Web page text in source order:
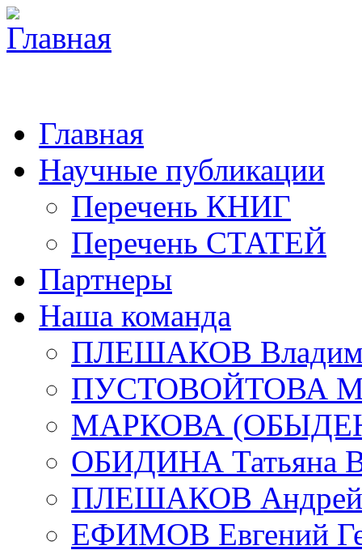
Главная
Научные публикации
Перечень КНИГ
Перечень СТАТЕЙ
Партнеры
Наша команда
ПЛЕШАКОВ
ПУСТОВОЙТОВА
МАРКОВА
ОБИДИНА Татьяна
ПЛЕШАКОВ Андрей
ЕФИМОВ Евгений